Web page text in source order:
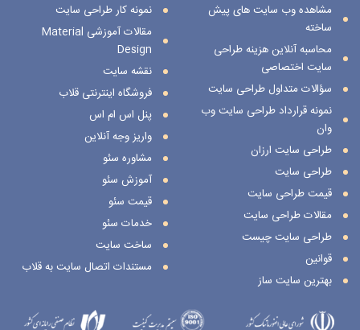
نمونه کار طراحی سایت
مقالات آموزشی Material
Design
نقشه سایت
فروشگاه اینترنتی قلاب
پنل اس ام اس
واریز وجه آنلاین
مشاوره سئو
آموزش سئو
قیمت سئو
خدمات سئو
ساخت سایت
مستندات اتصال سایت به قلاب
مشاهده وب سایت های پیش
ساخته
محاسبه آنلاین هزینه طراحی
سایت اختصاصی
سؤالات متداول طراحی سایت
نمونه قرارداد طراحی سایت وب
وان
طراحی سایت ارزان
طراحی سایت
قیمت طراحی سایت
مقالات طراحی سایت
طراحی سایت چیست
قوانین
بهترین سایت ساز